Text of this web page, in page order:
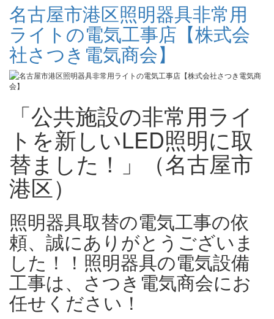
名古屋市港区照明器具非常用
ライトの電気工事店【株式会
社さつき電気商会】
「公共施設の非常用ライ
トを新しいLED照明に取
替ました！」（名古屋市
港区）
照明器具取替の電気工事の依
頼、誠にありがとうございま
した！！照明器具の電気設備
工事は、さつき電気商会にお
任せください！